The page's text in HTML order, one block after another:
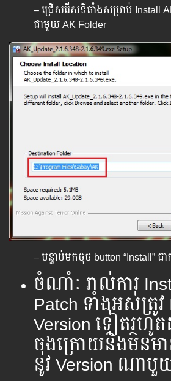
– ជ្រើសរើសទីតាំងសម្រាប់ Install
ជាមួយ AK Folder
– បន្ទាប់មកចុច button “Install”​ ជា
ចំណាំៈ រាល់ការ
Patch ទាំងអស់ត្រូវ
Version ទៀតរហូ
ចុងក្រោយនិងមិន​មា
នូវ​ Version ណា